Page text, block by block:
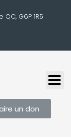
G6P 1R5
un don